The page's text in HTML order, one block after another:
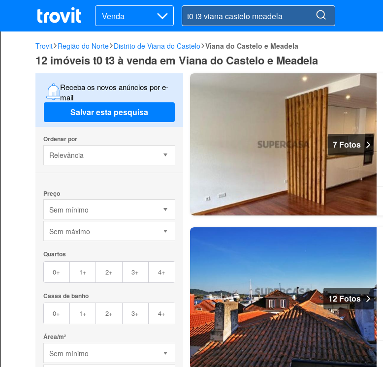
Venda
Trovit Região do Norte Distrito de Viana do Castelo Viana do Castelo e Meadela
12 imóveis t0 t3 à venda em Viana do Castelo e Meadela
Receba os novos anúncios por e-
mail
Salvar esta pesquisa
Ordenar por
Relevância
Preço
Sem mínimo
Sem máximo
Quartos
0+ 1+ 2+ 3+ 4+
Casas de banho
0+ 1+ 2+ 3+ 4+
Área/m²
Sem mínimo
7 Fotos
12 Fotos